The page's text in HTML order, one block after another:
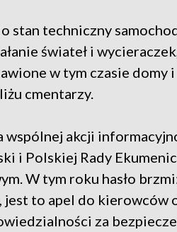
stan techniczny
świateł i
w tym czasie domy i
cmentarzy.
wspólnej akcji
i Polskiej Rady
W tym roku hasło
jest to apel do kierowców
za